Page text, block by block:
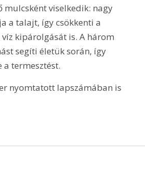
mulcsként viselkedik: nagy
a talajt, így csökkenti a
kipárolgását is. A három
segíti életük során, így
a termesztést.
nyomtatott lapszámában is